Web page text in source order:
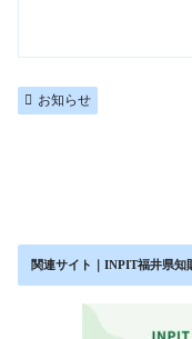
お知らせ
関連サイト｜INPIT福井県知